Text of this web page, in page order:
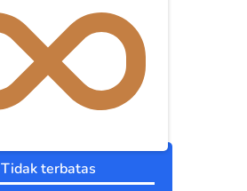
Tidak terbatas